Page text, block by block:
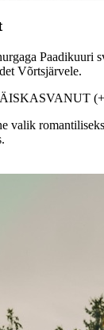
Paadikuuri
Võrtsjärvele.
valik